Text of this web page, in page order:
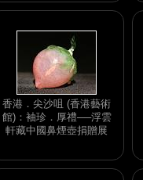
香港．尖沙咀 (香港藝術
館)：袖珍．厚禮──浮雲
軒藏中國鼻煙壺捐贈展